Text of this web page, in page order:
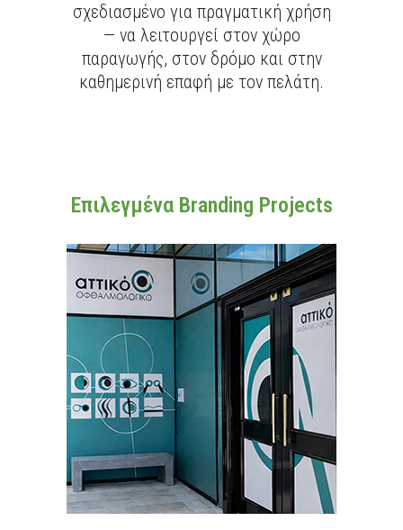
σχεδιασμένο για πραγματική χρήση
— να λειτουργεί στον χώρο
παραγωγής, στον δρόμο και στην
καθημερινή επαφή με τον πελάτη.
Επιλεγμένα Branding Projects